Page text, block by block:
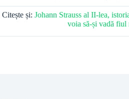
Citește și: Johann Strauss al II-lea,
voia să-și vadă fiul